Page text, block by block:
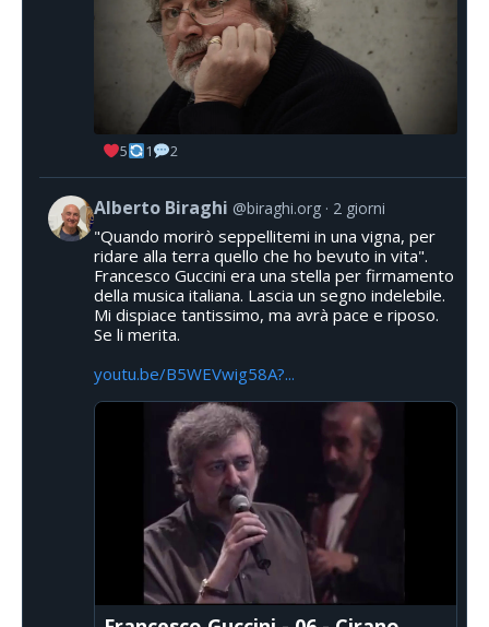
5 1 2
Alberto Biraghi @biraghi.org 2 giorni
"Quando morirò seppellitemi in una vigna, per
ridare alla terra quello che ho bevuto in vita".
Francesco Guccini era una stella per firmamento
della musica italiana. Lascia un segno indelebile.
Mi dispiace tantissimo, ma avrà pace e riposo.
Se li merita.
youtu.be/B5WEVwig58A?...